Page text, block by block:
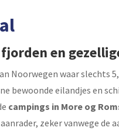
en
Noorwegen waar slechts
bewoonde eilandjes en
campings in More og
zeker vanwege de